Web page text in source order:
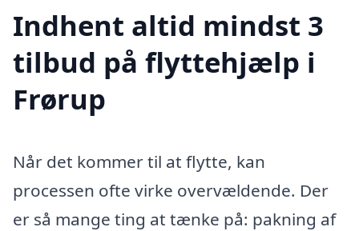
Indhent altid mindst 3
tilbud på flyttehjælp i
Frørup
Når det kommer til at flytte, kan
processen ofte virke overvældende. Der
er så mange ting at tænke på: pakning af